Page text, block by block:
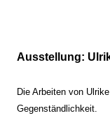
Ausstellung:
Die Arbeiten von
Gegenständlichkeit.